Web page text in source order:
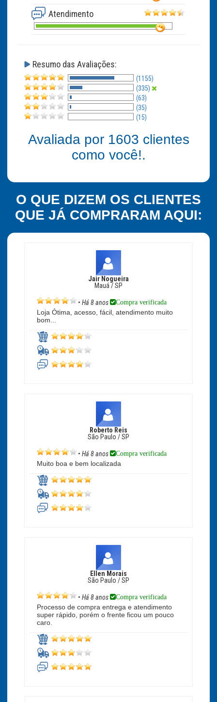
Atendimento
Resumo das Avaliações:
(1155)
(335)
(63)
(35)
(15)
Avaliada por 1603 clientes
como você!.
O QUE DIZEM OS CLIENTES
QUE JÁ COMPRARAM AQUI:
Jair Nogueira
Mauá / SP
• Há 8 anos Compra verificada
Loja Ótima, acesso, fácil, atendimento muito
bom...
Roberto Reis
São Paulo / SP
• Há 8 anos Compra verificada
Muito boa e bem localizada
Ellen Morais
São Paulo / SP
• Há 8 anos Compra verificada
Processo de compra entrega e atendimento
super rápido, porém o frente ficou um pouco
caro.